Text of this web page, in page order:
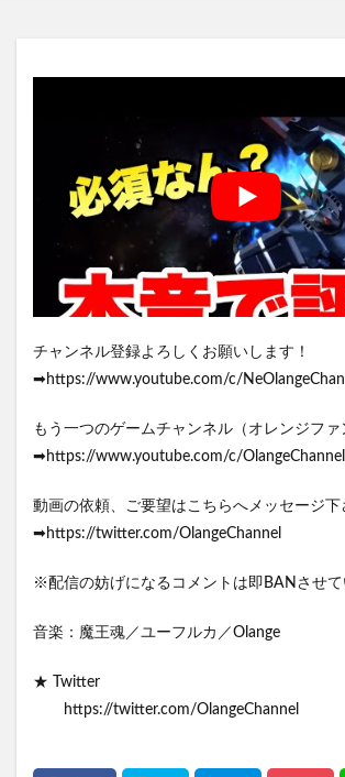
チャンネル登録よろしくお願いします！
➡https://www.youtube.com/c/
もう一つのゲームチャンネル（オレンジファ
➡https://www.youtube.com/c/OlangeChannel
動画の依頼、ご要望はこちらへメッセージ下
➡https://twitter.com/OlangeChannel
※配信の妨げになるコメントは即BANさせて
音楽：魔王魂／ユーフルカ／Olange
★ Twitter
https://twitter.com/OlangeChannel